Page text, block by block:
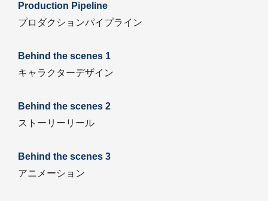
Production Pipeline
プロダクションパイプライン
Behind the scenes 1
キャラクターデザイン
Behind the scenes 2
ストーリーリール
Behind the scenes 3
アニメーション